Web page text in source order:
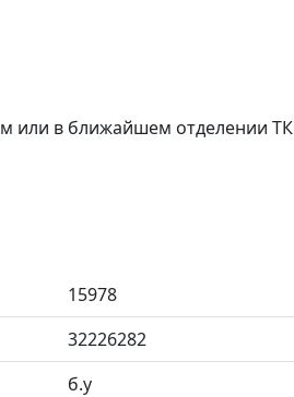
или в ближайшем отделении ТК
15978
32226282
б.у